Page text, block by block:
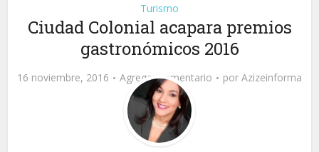
Turismo
Ciudad Colonial acapara premios
gastronómicos 2016
16 noviembre, 2016 Agregar comentario por Azizeinforma